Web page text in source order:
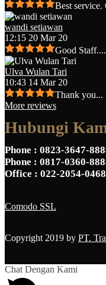
Best service.
wandi setiawan
12:15 20 Mar 20
Good Staff....
Ulva Wulan Tari
10:43 14 Mar 20
Thank you...
More reviews
Hubungi
Phone : 0823-3647-
Phone : 0817-0360-
Office : 022-2054-0468
Comodo SSL
Copyright 2019 by PT.
Chat Dengan Kami